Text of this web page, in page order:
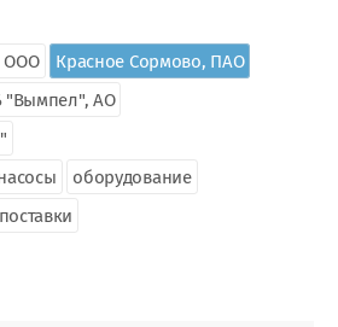
ООО
Красное Сормово, ПАО
"Вымпел", АО
оборудование
поставки